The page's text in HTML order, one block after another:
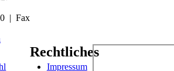
| Fax
Rechtliches
Impressum